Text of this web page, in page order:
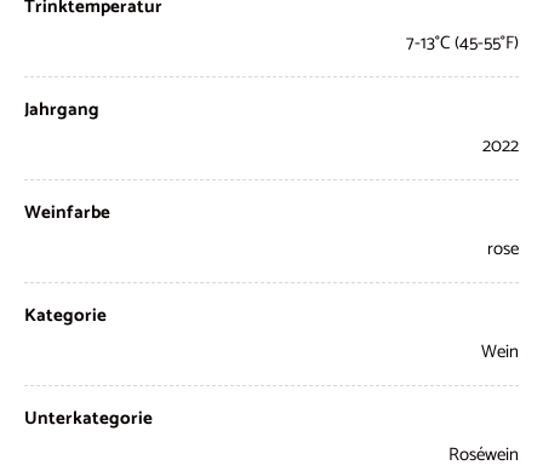
Trinktemperatur
7-13°C (45-55°F)
Jahrgang
2022
Weinfarbe
rose
Kategorie
Wein
Unterkategorie
Roséwein